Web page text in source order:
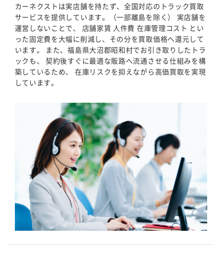
カーネクストは実店舗を持たず、全国対応のトラック買取
サービスを提供しています。（一部離島を除く） 実店舗を
運営しないことで、 店舗家賃 人件費 在庫管理コスト とい
った固定費を大幅に削減し、その分を買取価格へ還元して
います。 また、福島県大沼郡昭和村でお引き取りしたトラ
ックも、 契約後すぐに最適な販路へ流通させる仕組みを構
築しているため、 在庫リスクを抑えながら高価買取を実現
しています。